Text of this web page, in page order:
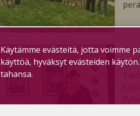
Käytämme evästeitä, jotta voimme
käyttöä, hyväksyt evästeiden
tahansa.